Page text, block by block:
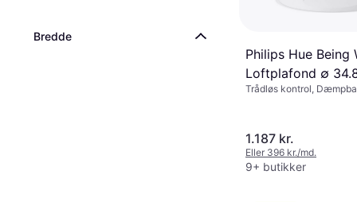
Bredde
Philips Hue Being
Loftplafond ∅
Trådløs kontrol,
1.187 kr.
Eller 396 kr./md.
9+ butikker